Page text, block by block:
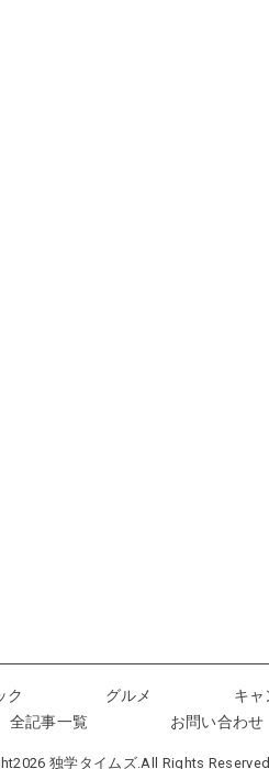
ク グルメ キ
全記事一覧 お問い合わせ
独学タイムズ.All Rights